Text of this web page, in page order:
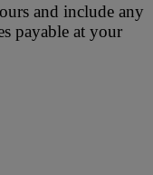
and include any
payable at your